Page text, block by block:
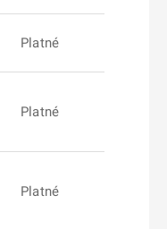
Platné
Platné
Platné